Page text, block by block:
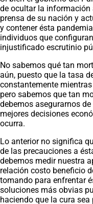
de ocultar la información
prensa de su nación y
y contener ésta
individuos que
injustificado escrutinio
No sabemos qué tan
aún, puesto que la tasa
constantemente
pero sabemos que tan
debemos asegurarnos
mejores decisiones
ocurra.
Lo anterior no significa
de las precauciones a
debemos medir nuestra
relación costo beneficio
tomando para enfrentar
soluciones más obvias
haciendo que la cura